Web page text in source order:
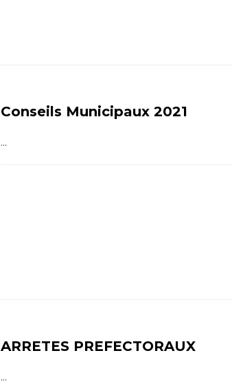
Conseils Municipaux 2021
...
ARRETES PREFECTORAUX
...